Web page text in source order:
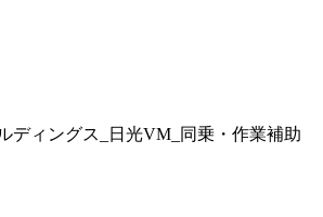
ディングス_日光VM_同乗・作業補助